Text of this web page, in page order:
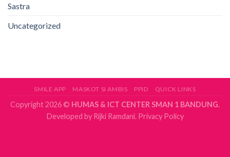
Sastra
Uncategorized
SMILE APP MASKOT SI AMBIS PPID QUICK LINKS
Copyright 2026 © HUMAS & ICT CENTER SMAN 1 BANDUNG.
Developed byRijki Ramdani.Privacy Policy